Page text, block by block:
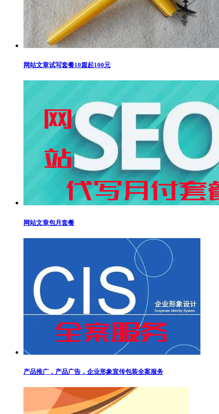
网站文章试写套餐10篇起100元
网站文章包月套餐
产品推广，产品广告，企业形象宣传包装全案服务